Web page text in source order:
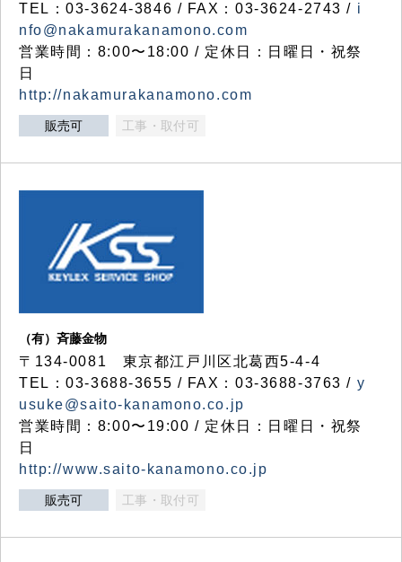
TEL：03-3624-3846 / FAX：03-3624-2743 / i
nfo@nakamurakanamono.com
営業時間：8:00〜18:00 / 定休日：日曜日・祝祭
日
http://nakamurakanamono.com
販売可 工事・取付可
（有）斉藤金物
〒134-0081 東京都江戸川区北葛西5-4-4
TEL：03-3688-3655 / FAX：03-3688-3763 / y
usuke@saito-kanamono.co.jp
営業時間：8:00〜19:00 / 定休日：日曜日・祝祭
日
http://www.saito-kanamono.co.jp
販売可 工事・取付可